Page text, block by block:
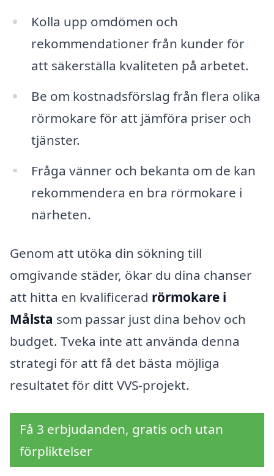
Kolla upp omdömen och
rekommendationer från kunder för
att säkerställa kvaliteten på arbetet.
Be om kostnadsförslag från flera olika
rörmokare för att jämföra priser och
tjänster.
Fråga vänner och bekanta om de kan
rekommendera en bra rörmokare i
närheten.
Genom att utöka din sökning till
omgivande städer, ökar du dina chanser
att hitta en kvalificerad rörmokare i
Målsta som passar just dina behov och
budget. Tveka inte att använda denna
strategi för att få det bästa möjliga
resultatet för ditt VVS-projekt.
Få 3 erbjudanden, gratis och utan
förpliktelser